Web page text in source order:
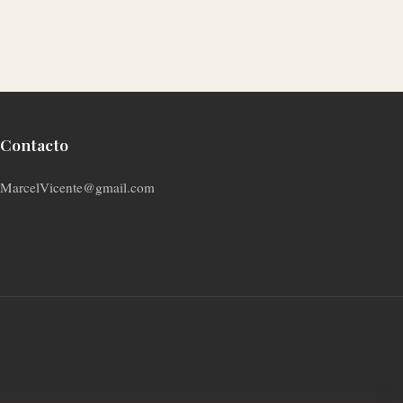
Contacto
MarcelVicente@gmail.com